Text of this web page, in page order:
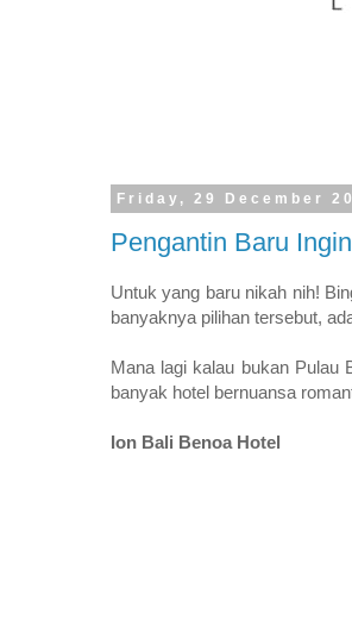
Friday, 29 December
Pengantin Baru
Untuk yang baru nikah nih!
banyaknya pilihan tersebut,
Mana lagi kalau bukan Pulau
banyak hotel bernuansa
Ion Bali Benoa Hotel